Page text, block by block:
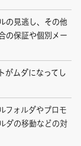
の見逃し、その他
の保証や個別メー
がムダになってし
フォルダやプロモ
ダの移動などの対